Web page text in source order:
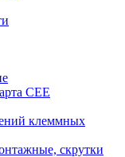
CEE
клеммных
скрутки